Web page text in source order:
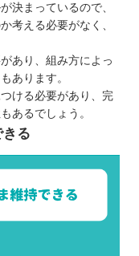
決まっているので、
考える必要がなく、
あり、組み方によっ
あります。
ける必要があり、完
あるでしょう。
る